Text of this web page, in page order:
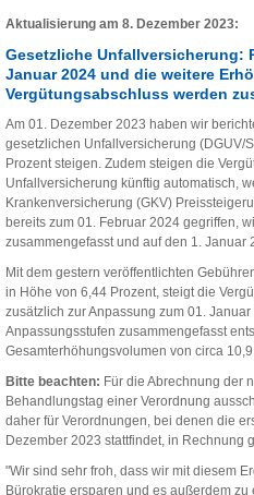
Aktualisierung am 8. Dezember 2023:
Gesetzliche Unfallversicherung:
Januar 2024 und die weitere
Vergütungsabschluss werden
Am 01. Dezember 2023 haben wir
gesetzlichen Unfallversicherung (DGUV/
Prozent steigen. Zudem steigen die
Unfallversicherung künftig automatisch,
Krankenversicherung (GKV)
bereits zum 01. Februar 2024 gegriffen,
zusammengefasst und auf den 1. Januar
Mit dem gestern veröffentlichten
in Höhe von 6,44 Prozent, steigt die
zusätzlich zur Anpassung zum 01.
Anpassungsstufen zusammengefasst
Gesamterhöhungsvolumen von circa
Bitte beachten: Für die Abrechnung der
Behandlungstag einer Verordnung
daher für Verordnungen, bei denen die
Dezember 2023 stattfindet, in Rechnung
"Wir sind sehr froh, dass wir mit diesem
Bürokratie ersparen und es außerdem